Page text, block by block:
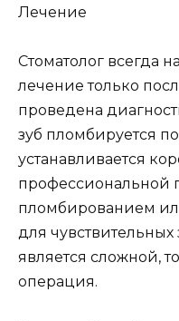
Лечение
Стоматолог всегда
лечение только
проведена
зуб пломбируется
устанавливается
профессиональной
пломбированием
для чувствительных
является сложной,
операция.